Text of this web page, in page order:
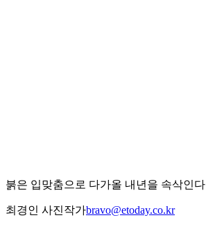
붉은 입맞춤으로 다가올 내년을 속삭인다
최경인 사진작가bravo@etoday.co.kr